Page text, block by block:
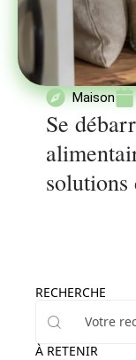
Maison
Se
RECHERCHE
À RETENIR